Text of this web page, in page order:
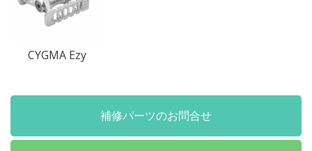
CYGMA Ezy
補修パーツのお問合せ